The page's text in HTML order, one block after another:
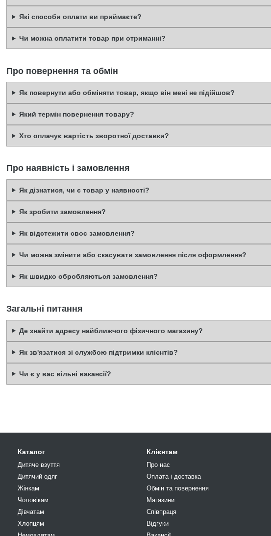
Які способи оплати ви приймаєте?
Чи можна оплатити товар при отриманні?
Про повернення та обмін
Як повернути або обміняти товар, якщо він мені не підійшов?
Який термін повернення товару?
Хто оплачує вартість зворотної доставки?
Про наявність і замовлення
Як дізнатися, чи є товар у наявності?
Як зробити замовлення?
Як відстежити своє замовлення?
Чи можна змінити або скасувати замовлення після оформлення?
Як швидко обробляються замовлення?
Загальні питання
Де знайти адресу найближчого фізичного магазину?
Як зв'язатися зі службою підтримки клієнтів?
Чи є у вас вільні вакансії?
Каталог
Дитяче взуття
Дитячий одяг
Жінкам
Чоловікам
Дівчатам
Хлопцям
Клієнтам
Про нас
Оплата і доставка
Обмін та повернення
Магазини
Співпраця
Відгуки